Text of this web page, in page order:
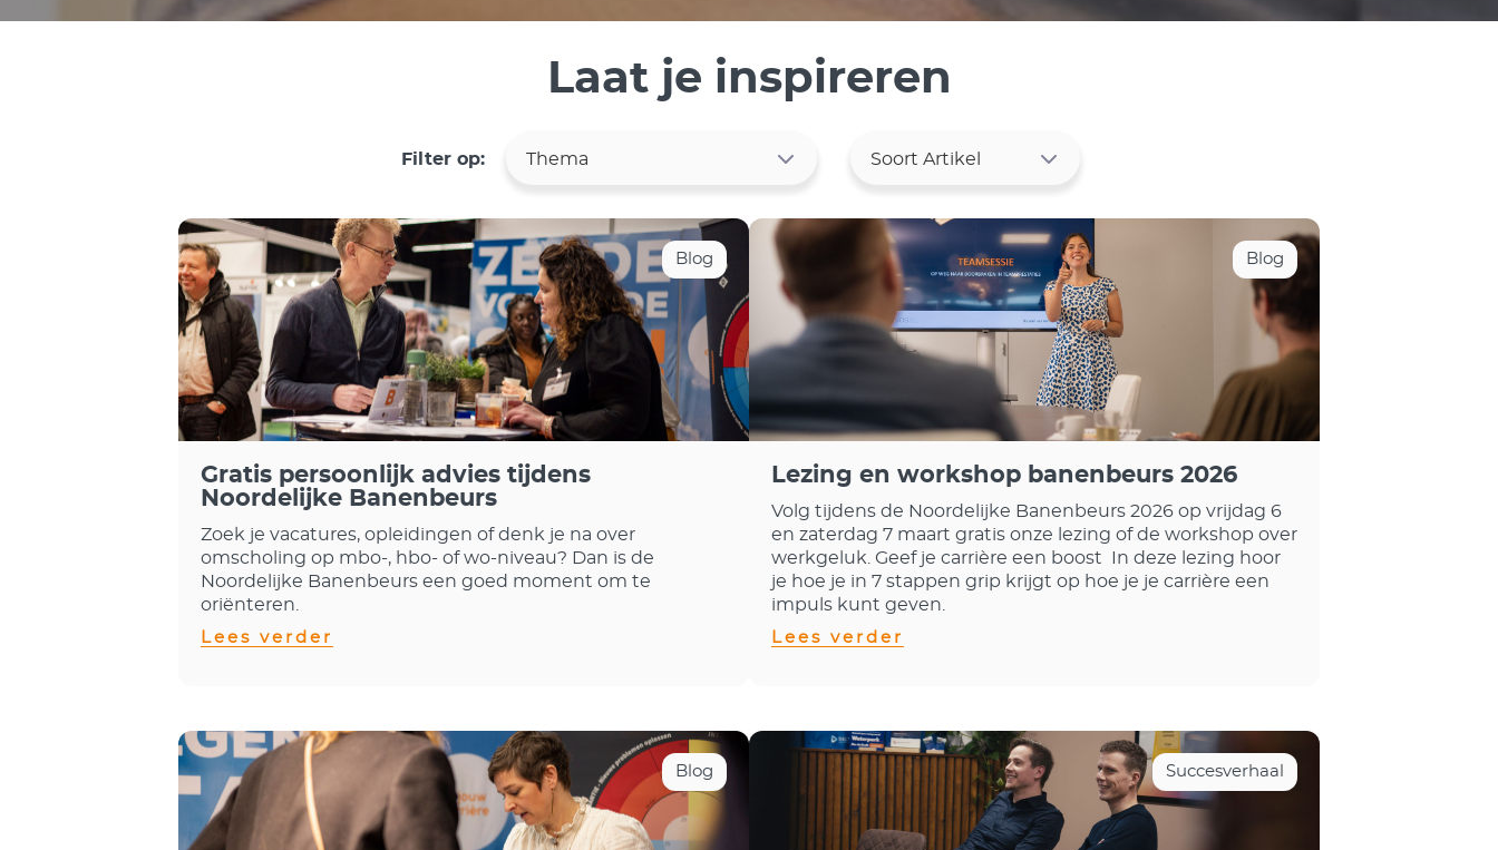
Laat je inspireren
Filter op:
Blog
Gratis persoonlijk advies tijdens
Noordelijke Banenbeurs
Zoek je vacatures, opleidingen of denk je na over
omscholing op mbo-, hbo- of wo-niveau? Dan is de
Noordelijke Banenbeurs een goed moment om te
oriënteren.
Lees verder
Blog
Lezing en workshop banenbeurs 2026
Volg tijdens de Noordelijke Banenbeurs 2026 op vrijdag 6
en zaterdag 7 maart gratis onze lezing of de workshop over
werkgeluk. Geef je carrière een boost In deze lezing hoor
je hoe je in 7 stappen grip krijgt op hoe je je carrière een
impuls kunt geven.
Lees verder
Blog Succesverhaal